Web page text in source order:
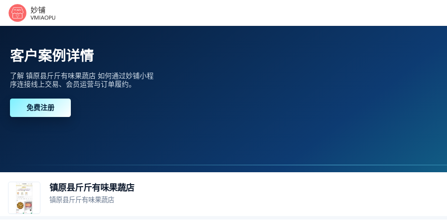
客户案例详情
了解 镇原县斤斤有味果蔬店 如何通过妙铺小程
序连接线上交易、会员运营与订单履约。
免费注册
镇原县斤斤有味果蔬店
镇原县斤斤有味果蔬店